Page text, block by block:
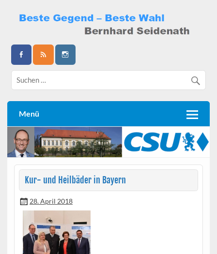
content
Bernhard Seidenath
Menü
Kur- und Heilbäder in Bayern
28. April 2018